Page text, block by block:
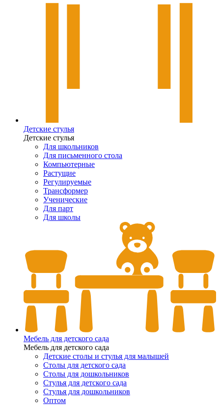
Детские стулья
Детские стулья
Для школьников
Для письменного стола
Компьютерные
Растущие
Регулируемые
Трансформер
Ученические
Для парт
Для школы
Мебель для детского сада
Мебель для детского сада
Детские столы и стулья для малышей
Столы для детского сада
Столы для дошкольников
Стулья для детского сада
Стулья для дошкольников
Оптом